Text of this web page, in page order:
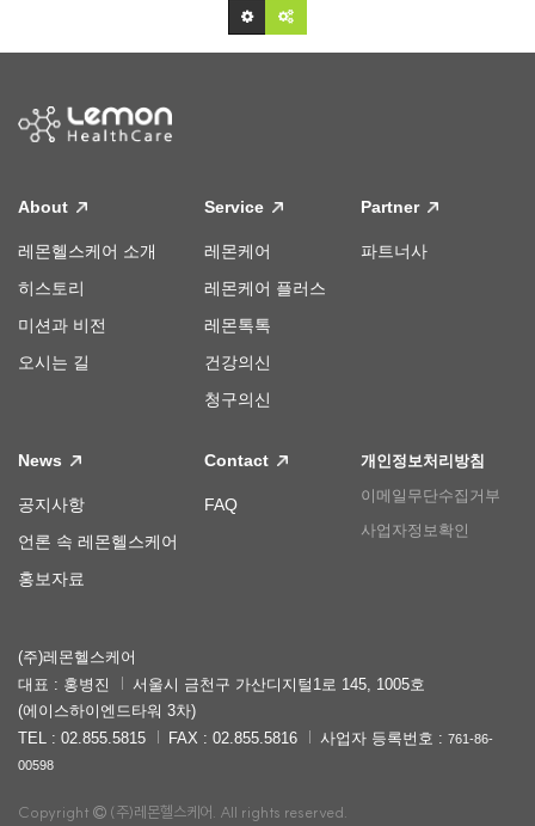
About
레몬헬스케어 소개
히스토리
미션과 비전
오시는 길
Service
레몬케어
레몬케어 플러스
레몬톡톡
건강의신
청구의신
Partner
파트너사
News
공지사항
언론 속 레몬헬스케어
홍보자료
Contact
FAQ
개인정보처리방침
이메일무단수집거부
사업자정보확인
(주)레몬헬스케어
대표 : 홍병진
서울시 금천구 가산디지털1로 145, 1005호
(에이스하이엔드타워 3차)
TEL : 02.855.5815
FAX : 02.855.5816 사업자 등록번호 : 761-86-
00598
Copyright (주)레몬헬스케어. All rights reserved.